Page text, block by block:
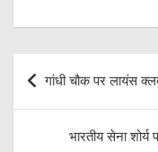
Post
navigation
गांधी चौक पर लायंस
भारतीय सेना शोर्य